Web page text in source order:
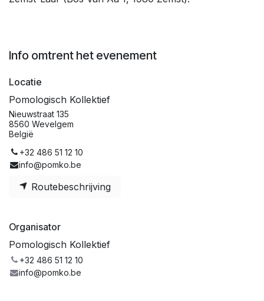
Info omtrent het evenement
Locatie
Pomologisch Kollektief
Nieuwstraat 135
8560 Wevelgem
België
+32 486 51 12 10
info@pomko.be
Routebeschrijving
Organisator
Pomologisch Kollektief
+32 486 51 12 10
info@pomko.be